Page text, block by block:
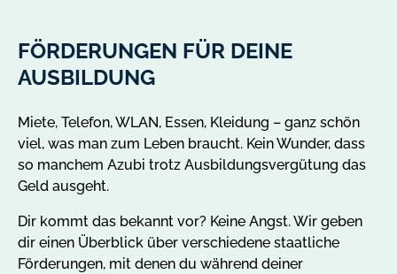
FÖRDERUNGEN FÜR DEINE
AUSBILDUNG
Miete, Telefon, WLAN, Essen, Kleidung – ganz schön
viel, was man zum Leben braucht. Kein Wunder, dass
so manchem Azubi trotz Ausbildungsvergütung das
Geld ausgeht.
Dir kommt das bekannt vor? Keine Angst. Wir geben
dir einen Überblick über verschiedene staatliche
Förderungen, mit denen du während deiner